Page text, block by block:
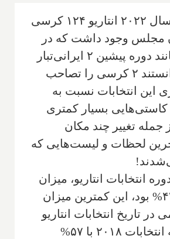
در انتخابات امسال ۲۰۲۲ انتاریو ۱۲۴ کرسی
مجلس وجود داشت که در
این دوره نیز مانند دوره پیشین ۲ ایرانی‌تبار
محافظه‌کار توانستند ۲ کرسی را تصاحب
این انتخابات نسبت به
بسیار کمتری
جمله تغییر چند مکان
لحظات و لیست‌هایی که
دوره انتخابات انتاریو، میزان
مشارکت هم ۴۳% بود، این کمترین میزان
تاریخ انتخابات انتاریو
بوده، در حالیکه انتخابات ۲۰۱۸ با ۵۷%